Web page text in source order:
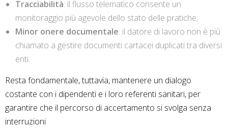
Tracciabilità: il flusso telematico consente un
monitoraggio più agevole dello stato delle pratiche;
Minor onere documentale: il datore di lavoro non è più
chiamato a gestire documenti cartacei duplicati tra diversi
enti.
Resta fondamentale, tuttavia, mantenere un dialogo
costante con i dipendenti e i loro referenti sanitari, per
garantire che il percorso di accertamento si svolga senza
interruzioni